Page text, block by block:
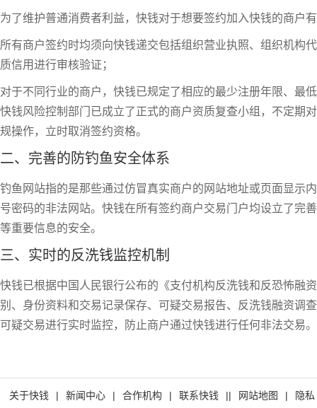
为了维护普通消费者利益，快钱对于想要签约加入快钱的商户
所有商户签约时均须向快钱递交包括组织营业执照、组织机构
质信用进行审核验证；
对于不同行业的商户，快钱已规定了相应的最少注册年限、最
快钱风险控制部门已成立了正式的商户资质复查小组，不定期
规操作，立时取消签约资格。
二、完善的防钓鱼安全体系
钓鱼网站指的是那些通过仿冒真实商户的网站地址或页面显示
号密码的非法网站。快钱在所有签约商户交易门户均设立了完
等重要信息的安全。
三、实时的反洗钱监控机制
快钱已根据中国人民银行公布的《支付机构反洗钱和反恐怖融
别、身份资料和交易记录保存、可疑交易报告、反洗钱融资调
可疑交易进行实时监控，防止商户通过快钱进行任何非法交易。
关于快钱 | 新闻中心 | 合作机构 | 联系快钱 || 网站地图 | 隐私